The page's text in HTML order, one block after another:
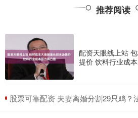
推荐阅读
配资天眼线上站
提价 饮料行业成
股票可靠配资 夫妻离婚分割29只鸡？法